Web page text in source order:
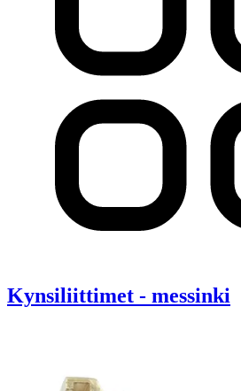
Kynsiliittimet - messinki